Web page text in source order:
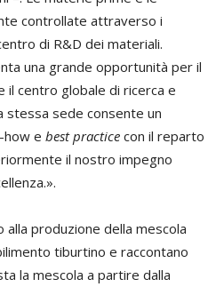
controllate attraverso i
di R&D dei materiali.
una grande opportunità per il
centro globale di ricerca e
stessa sede consente un
how e best practice con il reparto
il nostro impegno
produzione della mescola
tiburtino e raccontano
la mescola a partire dalla